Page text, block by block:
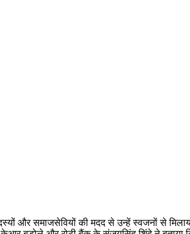
और समाजसेवियों की मदद से उन्हें स्वजनों से